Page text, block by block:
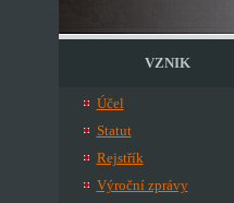
VZNIK
Účel
Statut
Rejstřík
Výroční zprávy